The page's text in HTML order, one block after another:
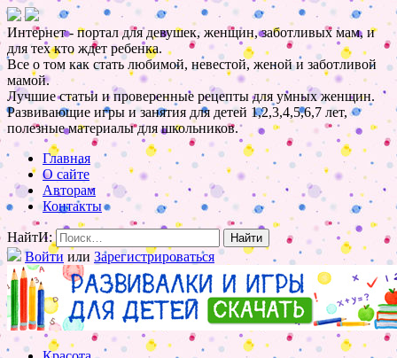
Интернет - портал для девушек, женщин, заботливых мам, и
для тех кто ждет ребенка.
Все о том как стать любимой, невестой, женой и заботливой
мамой.
Лучшие статьи и проверенные рецепты для умных женщин.
Развивающие игры и занятия для детей 1,2,3,4,5,6,7 лет,
полезные материалы для школьников.
Главная
О сайте
Авторам
Контакты
НайтИ:
Войти или Зарегистрироваться